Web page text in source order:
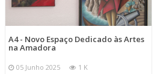
A4 - Novo Espaço Dedicado às Artes
na Amadora
05 Junho 2025 1 K